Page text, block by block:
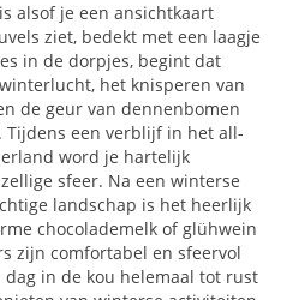
alsof je een ansichtkaart
ziet, bedekt met een laagje
in de dorpjes, begint dat
het knisperen van
de geur van dennenbomen
Tijdens een verblijf in het all-
word je hartelijk
sfeer. Na een winterse
landschap is het heerlijk
chocolademelk of glühwein
zijn comfortabel en sfeervol
in de kou helemaal tot rust